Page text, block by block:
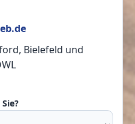
Bielefeld und